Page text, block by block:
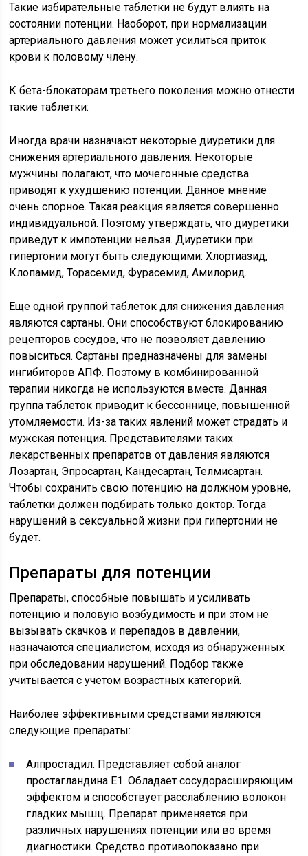
Такие избирательные таблетки не будут влиять на
состоянии потенции. Наоборот, при нормализации
артериального давления может усилиться приток
крови к половому члену.
К бета-блокаторам третьего поколения можно отнести
такие таблетки:
Иногда врачи назначают некоторые диуретики для
снижения артериального давления. Некоторые
мужчины полагают, что мочегонные средства
приводят к ухудшению потенции. Данное мнение
очень спорное. Такая реакция является совершенно
индивидуальной. Поэтому утверждать, что диуретики
приведут к импотенции нельзя. Диуретики при
гипертонии могут быть следующими: Хлортиазид,
Клопамид, Торасемид, Фурасемид, Амилорид.
Еще одной группой таблеток для снижения давления
являются сартаны. Они способствуют блокированию
рецепторов сосудов, что не позволяет давлению
повыситься. Сартаны предназначены для замены
ингибиторов АПФ. Поэтому в комбинированной
терапии никогда не используются вместе. Данная
группа таблеток приводит к бессоннице, повышенной
утомляемости. Из-за таких явлений может страдать и
мужская потенция. Представителями таких
лекарственных препаратов от давления являются
Лозартан, Эпросартан, Кандесартан, Телмисартан.
Чтобы сохранить свою потенцию на должном уровне,
таблетки должен подбирать только доктор. Тогда
нарушений в сексуальной жизни при гипертонии не
будет.
Препараты для потенции
Препараты, способные повышать и усиливать
потенцию и половую возбудимость и при этом не
вызывать скачков и перепадов в давлении,
назначаются специалистом, исходя из обнаруженных
при обследовании нарушений. Подбор также
учитывается с учетом возрастных категорий.
Наиболее эффективными средствами являются
следующие препараты:
Алпростадил. Представляет собой аналог
простагландина Е1. Обладает сосудорасширяющим
эффектом и способствует расслаблению волокон
гладких мышц. Препарат применяется при
различных нарушениях потенции или во время
диагностики. Средство противопоказано при